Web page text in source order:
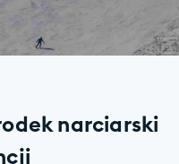
narciarski